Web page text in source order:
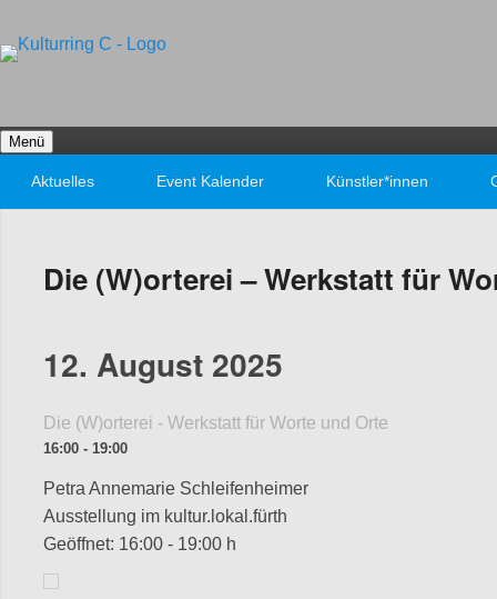
Kulturring C
Menü
Aktuelles Event Kalender Künstler*innen
Die (W)orterei – Werkstatt für
12. August 2025
Die (W)orterei - Werkstatt für Worte und Orte
16:00 - 19:00
Petra Annemarie Schleifenheimer
Ausstellung im kultur.lokal.fürth
Geöffnet: 16:00 - 19:00 h